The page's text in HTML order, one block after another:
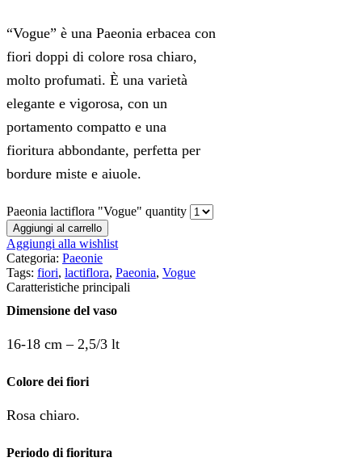
“Vogue” è una Paeonia erbacea con
fiori doppi di colore rosa chiaro,
molto profumati. È una varietà
elegante e vigorosa, con un
portamento compatto e una
fioritura abbondante, perfetta per
bordure miste e aiuole.
Paeonia lactiflora "Vogue" quantity
Aggiungi al carrello
Aggiungi alla wishlist
Categoria: Paeonie
Tags: fiori, lactiflora, Paeonia, Vogue
Caratteristiche principali
Dimensione del vaso
16-18 cm – 2,5/3 lt
Colore dei fiori
Rosa chiaro.
Periodo di fioritura